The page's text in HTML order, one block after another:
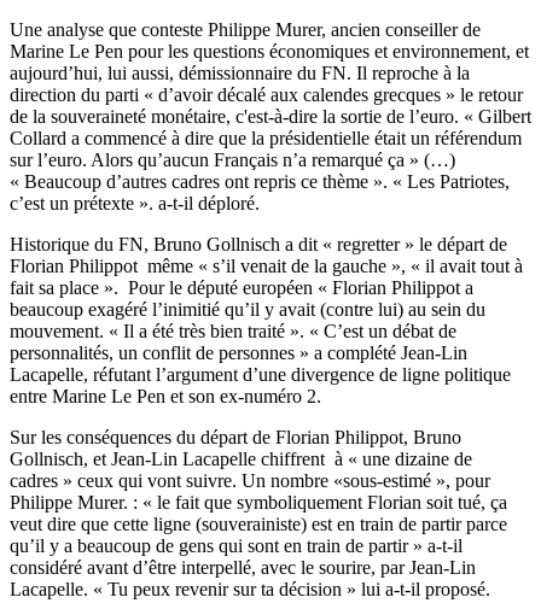
Une analyse que conteste Philippe Murer, ancien conseiller de
Marine Le Pen pour les questions économiques et environnement, et
aujourd’hui, lui aussi, démissionnaire du FN. Il reproche à la
direction du parti « d’avoir décalé aux calendes grecques » le retour
de la souveraineté monétaire, c'est-à-dire la sortie de l’euro. « Gilbert
Collard a commencé à dire que la présidentielle était un référendum
sur l’euro. Alors qu’aucun Français n’a remarqué ça » (…)
« Beaucoup d’autres cadres ont repris ce thème ». « Les Patriotes,
c’est un prétexte ». a-t-il déploré.
Historique du FN, Bruno Gollnisch a dit « regretter » le départ de
Florian Philippot même « s’il venait de la gauche », « il avait tout à
fait sa place ». Pour le député européen « Florian Philippot a
beaucoup exagéré l’inimitié qu’il y avait (contre lui) au sein du
mouvement. « Il a été très bien traité ». « C’est un débat de
personnalités, un conflit de personnes » a complété Jean-Lin
Lacapelle, réfutant l’argument d’une divergence de ligne politique
entre Marine Le Pen et son ex-numéro 2.
Sur les conséquences du départ de Florian Philippot, Bruno
Gollnisch, et Jean-Lin Lacapelle chiffrent à « une dizaine de
cadres » ceux qui vont suivre. Un nombre «sous-estimé », pour
Philippe Murer. : « le fait que symboliquement Florian soit tué, ça
veut dire que cette ligne (souverainiste) est en train de partir parce
qu’il y a beaucoup de gens qui sont en train de partir » a-t-il
considéré avant d’être interpellé, avec le sourire, par Jean-Lin
Lacapelle. « Tu peux revenir sur ta décision » lui a-t-il proposé.